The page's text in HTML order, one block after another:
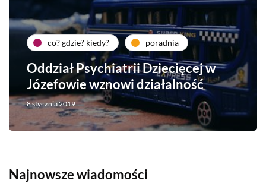
co? gdzie? kiedy? poradnia
Oddział Psychiatrii Dziecięcej w
Józefowie wznowi działalność
8 stycznia 2019
Najnowsze wiadomości